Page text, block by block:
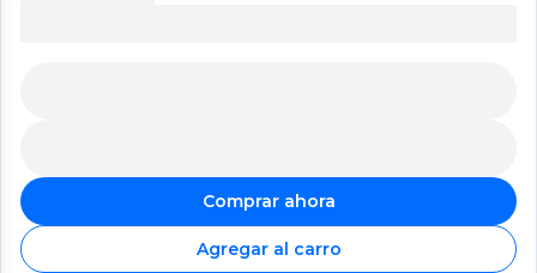
Comprar ahora
Agregar al carro